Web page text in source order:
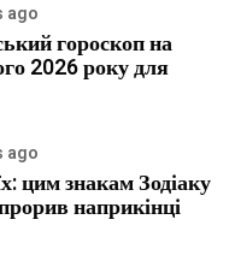
ago
гороскоп на
2026 року для
ago
цим знакам Зодіаку
наприкінці